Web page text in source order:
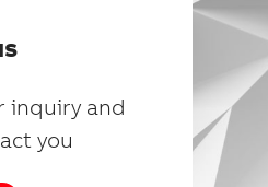
inquiry and
you